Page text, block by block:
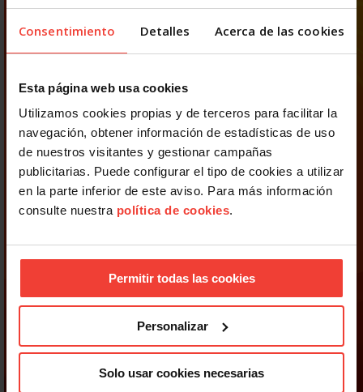
Consentimiento Detalles Acerca de las cookies
Esta página web usa cookies
Utilizamos cookies propias y de terceros para facilitar la
navegación, obtener información de estadísticas de uso
de nuestros visitantes y gestionar campañas
publicitarias. Puede configurar el tipo de cookies a utilizar
en la parte inferior de este aviso. Para más información
consulte nuestra política de cookies.
Permitir todas las cookies
Personalizar
Solo usar cookies necesarias